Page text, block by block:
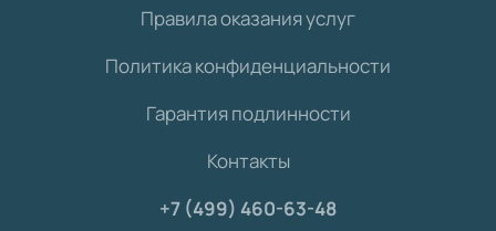
Правила оказания услуг
Политика конфиденциальности
Гарантия подлинности
Контакты
+7 (499) 460-63-48